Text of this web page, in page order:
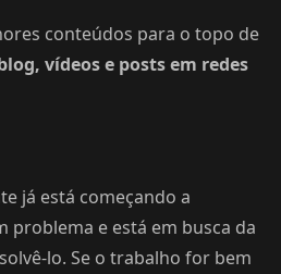
conteúdos para o topo de
vídeos e posts em redes
já está começando a
problema e está em busca da
lo. Se o trabalho for bem